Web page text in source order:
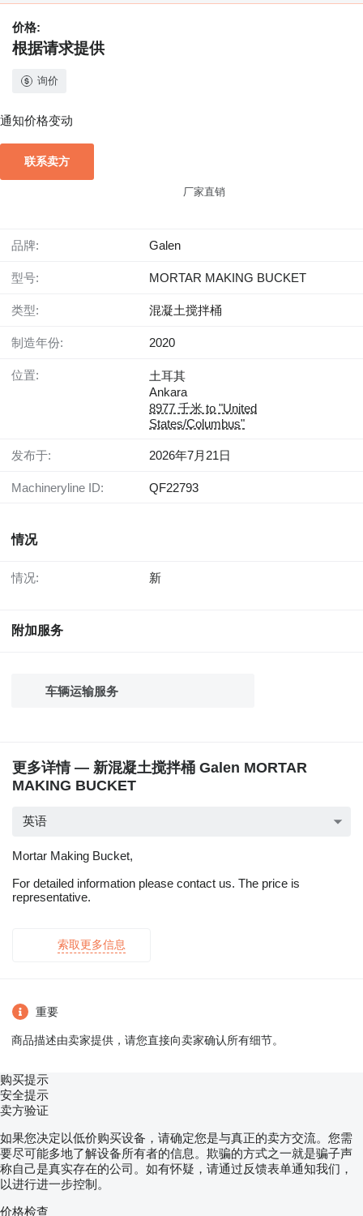
价格:
根据请求提供
询价
通知价格变动
联系卖方
厂家直销
品牌: Galen
型号: MORTAR MAKING BUCKET
类型: 混凝土搅拌桶
制造年份: 2020
位置:
土耳其
Ankara
8977 千米 to "United
States/Columbus"
发布于: 2026年7月21日
Machineryline ID: QF22793
情况
情况: 新
附加服务
车辆运输服务
更多详情 — 新混凝土搅拌桶 Galen MORTAR
MAKING BUCKET
英语
Mortar Making Bucket,
For detailed information please contact us. The price is
representative.
索取更多信息
重要
商品描述由卖家提供，请您直接向卖家确认所有细节。
购买提示
安全提示
卖方验证
如果您决定以低价购买设备，请确定您是与真正的卖方交流。您需
要尽可能多地了解设备所有者的信息。欺骗的方式之一就是骗子声
称自己是真实存在的公司。如有怀疑，请通过反馈表单通知我们，
以进行进一步控制。
价格检查